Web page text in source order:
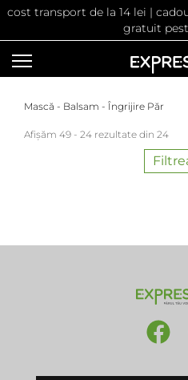
cost transport de la 14 lei |
gratuit
Mască - Balsam - Îngrijire Păr
Afișăm 49 - 24 rezultate din 24